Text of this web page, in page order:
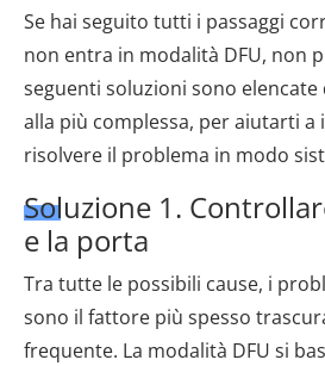
Se hai seguito tutti i passaggi
non entra in modalità DFU, non
seguenti soluzioni sono elencate
alla più complessa, per aiutarti a
risolvere il problema in modo
Soluzione 1.
e la porta
Tra tutte le possibili cause, i
sono il fattore più spesso
frequente. La modalità DFU si